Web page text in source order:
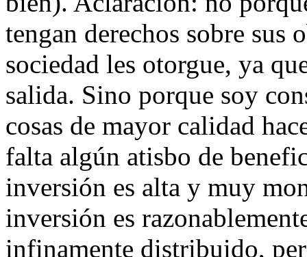
tengan derechos sobre sus
sociedad les otorgue, ya
salida. Sino porque soy
cosas de mayor calidad
falta algún atisbo de
inversión es alta y muy
inversión es
infinamente distribuido,